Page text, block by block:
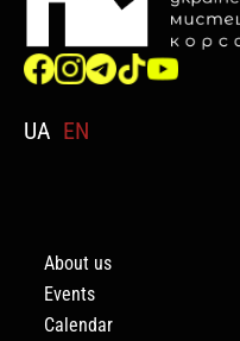
UA EN
About us
Events
Calendar